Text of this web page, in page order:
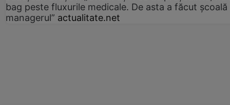
bag peste fluxurile medicale. De asta a făcut școală
managerul” actualitate.net